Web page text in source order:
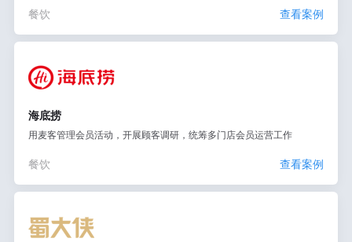
餐饮 查看案例
海底捞
用麦客管理会员活动，开展顾客调研，统筹多门店会员运营工作
餐饮 查看案例